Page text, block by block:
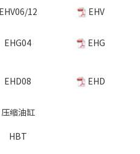
EHV06/12 EHV
EHG04 EHG
EHD08 EHD
压缩油缸
HBT